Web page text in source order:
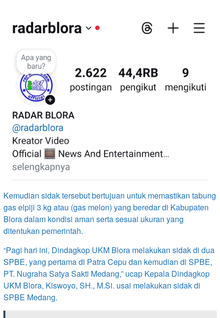
Kemudian sidak tersebut bertujuan untuk memastikan tabung
gas elpiji 3 kg atau (gas melon) yang beredar di Kabupaten
Blora dalam kondisi aman serta sesuai ukuran yang
ditentukan pemerintah.
“Pagi hari ini, Dindagkop UKM Blora melakukan sidak di dua
SPBE, yang pertama di Patra Cepu dan kemudian di SPBE,
PT. Nugraha Satya Sakti Medang,” ucap Kepala Dindagkop
UKM Blora, Kiswoyo, SH., M.Si. usai melakukan sidak di
SPBE Medang.